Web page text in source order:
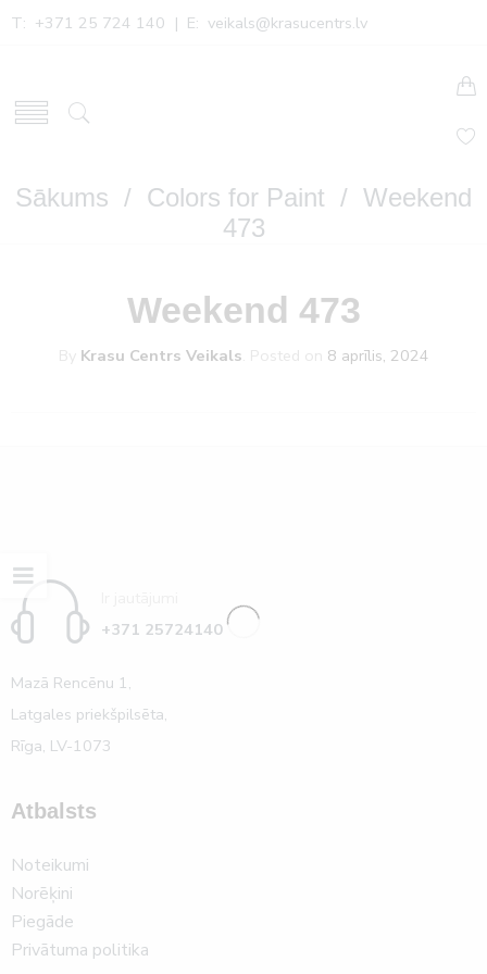
T: +371 25 724 140 | E: veikals@krasucentrs.lv
Sākums / Colors for Paint / Weekend
473
Weekend 473
By Krasu Centrs Veikals Posted on 8 aprīlis, 2024
+371 25724140
Mazā Rencēnu 1,
Latgales priekšpilsēta,
Rīga, LV-1073
Atbalsts
Noteikumi
Norēķini
Piegāde
Privātuma politika